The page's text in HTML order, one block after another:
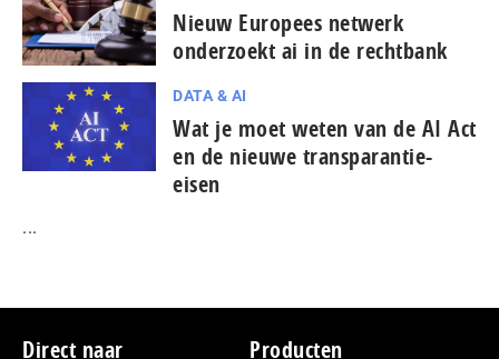
Nieuw Europees netwerk
onderzoekt ai in de rechtbank
DATA & AI
Wat je moet weten van de AI Act
en de nieuwe transparantie-
eisen
...
Footer
Direct naar Producten